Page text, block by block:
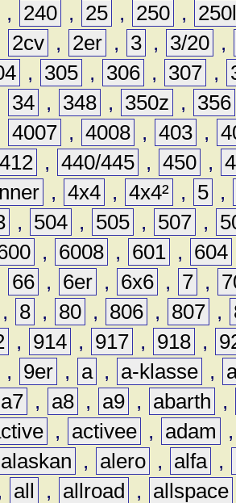
, 240 , 25 , 250 ,
2cv , 2er , 3 , 3/20 ,
, 305 , 306 , 307 ,
34 , 348 , 350z ,
356
4007 , 4008 , 403 ,
, 440/445 , 450 ,
, 4x4 , 4x4² , 5 ,
, 504 , 505 , 507 ,
, 6008 , 601 , 604
66 , 6er , 6x6 , 7 ,
, 8 , 80 , 806 , 807 ,
, 914 , 917 , 918 ,
, 9er , a , a-klasse ,
a7 , a8 , a9 , abarth
,
, activee , adam
alaskan , alero , alfa ,
all , allroad , allspace